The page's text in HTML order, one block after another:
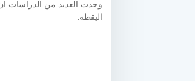
وجدت العديد من الدراسات
اليقظة.